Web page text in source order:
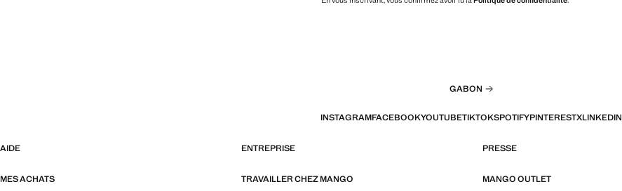
GABON
INSTAGRAMFACEBOOKYOUTUBETIKTOKSPOTIFYPINTERESTXLINKEDIN
AIDE ENTREPRISE PRESSE
MES ACHATS TRAVAILLER CHEZ MANGO MANGO OUTLET